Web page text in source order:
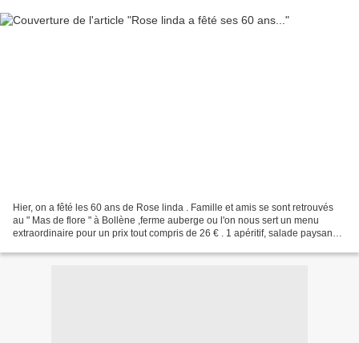
Hier, on a fêté les 60 ans de Rose linda . Famille et amis se sont retrouvés
au " Mas de flore " à Bollène ,ferme auberge ou l'on nous sert un menu
extraordinaire pour un prix tout compris de 26 € . 1 apéritif, salade paysane,